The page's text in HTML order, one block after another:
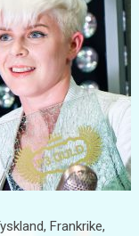
Frankrike,